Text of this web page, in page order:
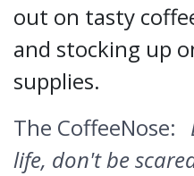
out on tasty
and stocking up
supplies.
The CoffeeNose:
life, don't be